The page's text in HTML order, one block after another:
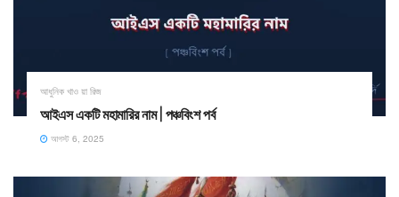
আধুনিক খাও য়া রিজ
আইএস একটি মহামারির নাম | পঞ্চবিংশ পর্ব
আগস্ট 6, 2025